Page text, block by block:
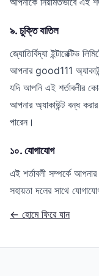
৯. চুক্তি বাতিল
জ্যোতির্বিদ্যা ইন্টারেক্টিভ
আপনার good111
যদি আপনি এই শর্তাবলীর
আপনার অ্যাকাউন্ট বন্ধ
পারেন।
১০. যোগাযোগ
এই শর্তাবলী সম্পর্কে
সহায়তা দলের সাথে
← হোমে ফিরে যান